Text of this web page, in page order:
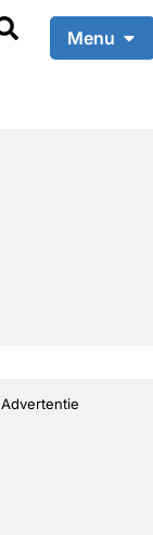
Menu
Advertentie